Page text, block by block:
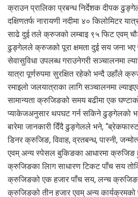
क्राउन प्रालिका प्रबन्ध निर्देशक दीपक
दक्षिणतर्फ नारायणी नदीमा ४० किलोमिटर
साढे दुई तले क्रुजको लम्बाइ ९५ फिट एवम्
ढुङ्गेलले क्रुजको पूरा क्षमता दुई सय जना भए
सेवासुविधा उपलब्ध गराउनेगरी सञ्चालनमा
यात्रा पूर्णरुपमा सुरक्षित रहेको भन्दै उहाँले
रमाइलो जलयात्राका लागि सञ्चालनमा
सामान्यता क्रुजिङको समय बढीमा एक
प्याकेजअनुसार थपघट गर्न सकिने ढुङ्गेलको
बारेमा जानकारी दिँदै ढुङ्गेलले भने,
डिनर क्रुजिङ, विवाह, व्रतबन्ध, पास्नी,
एवम् अन्य स्पेसल बुकिङका आधारमा क्रुजिङ
क्रुजिङका लािग साधारण टिकट पाँच सय
क्रुजिङको एक हजार पाँच सय, लन्च
क्रुजिङको तीन हजार एवम् अन्य कार्यक्रमको